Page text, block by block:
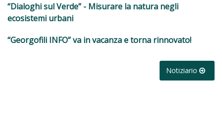
“Dialoghi sul Verde” - Misurare la natura negli
ecosistemi urbani
“Georgofili INFO” va in vacanza e torna rinnovato!
Notiziario